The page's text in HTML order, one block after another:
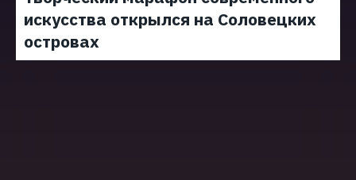
искусства открылся на Соловецких
островах